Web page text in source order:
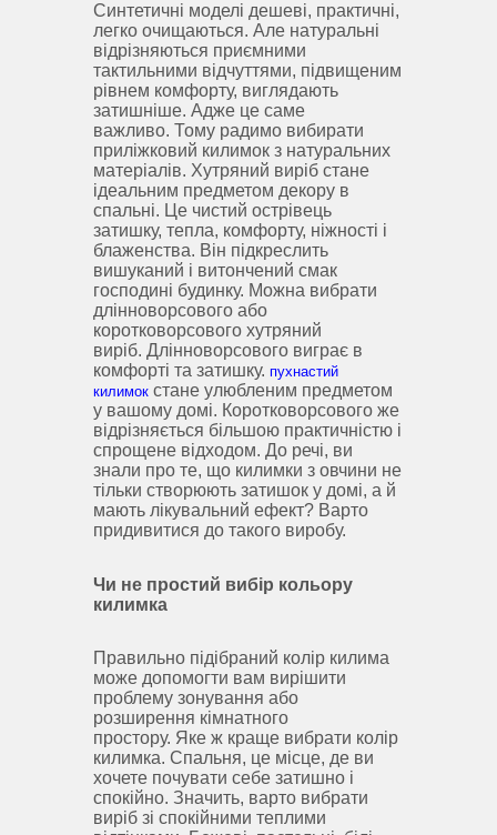
Синтетичні моделі дешеві, практичні,
легко очищаються. Але натуральні
відрізняються приємними
тактильними відчуттями, підвищеним
рівнем комфорту, виглядають
затишніше. Адже це саме
важливо. Тому радимо вибирати
приліжковий килимок з натуральних
матеріалів. Хутряний виріб стане
ідеальним предметом декору в
спальні. Це чистий острівець
затишку, тепла, комфорту, ніжності і
блаженства. Він підкреслить
вишуканий і витончений смак
господині будинку. Можна вибрати
длінноворсового або
коротковорсового хутряний
виріб. Длінноворсового виграє в
комфорті та затишку. пухнастий
килимок стане улюбленим предметом
у вашому домі. Коротковорсового же
відрізняється більшою практичністю і
спрощене відходом. До речі, ви
знали про те, що килимки з овчини не
тільки створюють затишок у домі, а й
мають лікувальний ефект? Варто
придивитися до такого виробу.
Чи не простий вибір кольору
килимка
Правильно підібраний колір килима
може допомогти вам вирішити
проблему зонування або
розширення кімнатного
простору. Яке ж краще вибрати колір
килимка. Спальня, це місце, де ви
хочете почувати себе затишно і
спокійно. Значить, варто вибрати
виріб зі спокійними теплими